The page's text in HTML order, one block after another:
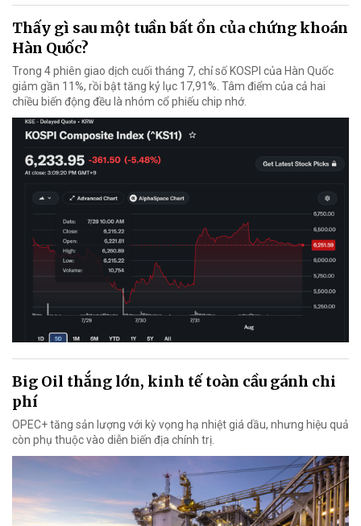
Thấy gì sau một tuần bất ổn của chứng khoán
Hàn Quốc?
Trong 4 phiên giao dịch cuối tháng 7, chỉ số KOSPI của Hàn Quốc
giảm gần 11%, rồi bật tăng kỷ lục 17,91%. Tâm điểm của cả hai
chiều biến động đều là nhóm cổ phiếu chip nhớ.
Big Oil thắng lớn, kinh tế toàn cầu gánh chi
phí
OPEC+ tăng sản lượng với kỳ vọng hạ nhiệt giá dầu, nhưng hiệu quả
còn phụ thuộc vào diễn biến địa chính trị.